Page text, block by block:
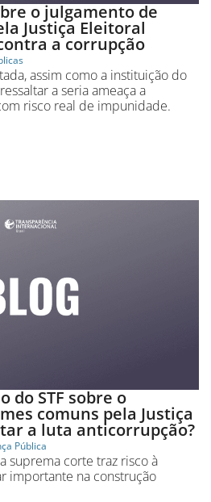
o julgamento de
Justiça Eleitoral
a corrupção
assim como a instituição do
a seria ameaça a
risco real de impunidade.
do STF sobre o
comuns pela Justiça
a luta anticorrupção?
Pública
suprema corte traz risco à
importante na construção